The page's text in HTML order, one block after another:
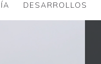
DESARROLLOS